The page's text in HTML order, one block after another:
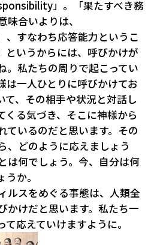
」。「果たすべき務
味合いよりは、
、すなわち応答能力というこ
というからには、呼びかけが
。私たちの周りで起こってい
は一人ひとりに呼びかけてお
て、その相手や状況と対話し
くる気づき、そこに神様から
ているのだと思います。その
、どのように応えましょう
は何でしょう。今、自分は何
か。
ルスをめぐる事態は、人類全
かけだと思います。私たち一
応えていけますように。